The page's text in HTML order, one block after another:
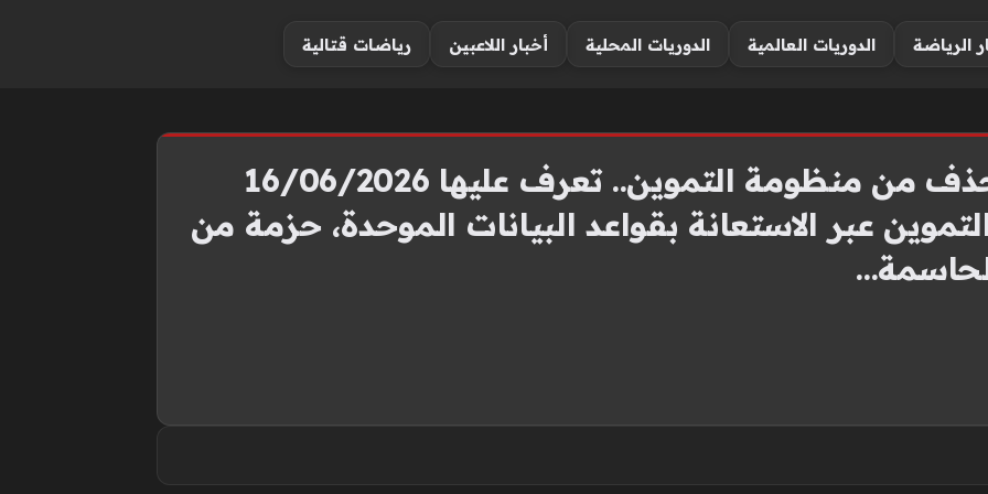
الرياضة الدوريات العالمية الدوريات المحلية أخبار اللاعبين رياضات قتالية
10 حالات تؤدي إلى الحذف من منظومة التموين.. تعرف عليها 16/06/2026
التموين عبر الاستعانة بقواعد البيانات الموحدة، حزمة من